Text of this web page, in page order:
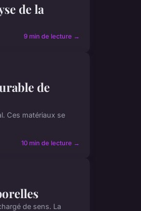
de la
9 min de lecture →
de
Ces matériaux se
10 min de lecture →
de sens. La